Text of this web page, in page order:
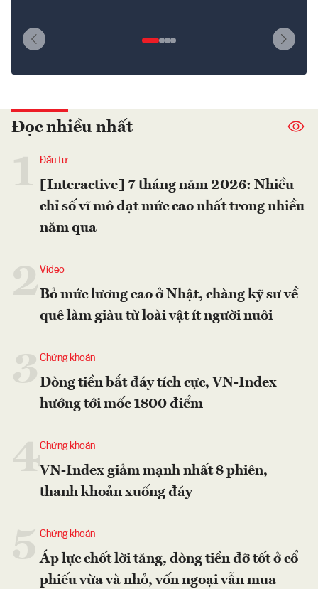
Đọc nhiều nhất
Đầu tư
[Interactive] 7 tháng năm 2026: Nhiều
chỉ số vĩ mô đạt mức cao nhất trong nhiều
năm qua
2Video
Bỏ mức lương cao ở Nhật, chàng kỹ sư về
quê làm giàu từ loài vật ít người nuôi
Chứng khoán
Dòng tiền bắt đáy tích cực, VN-Index
hướng tới mốc 1800 điểm
4Chứng khoán
VN-Index giảm mạnh nhất 8 phiên,
thanh khoản xuống đáy
Chứng khoán
Áp lực chốt lời tăng, dòng tiền đỡ tốt ở cổ
phiếu vừa và nhỏ, vốn ngoại vẫn mua